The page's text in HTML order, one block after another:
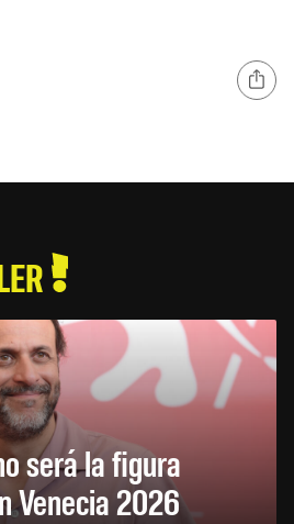
será la figura
Venecia 2026